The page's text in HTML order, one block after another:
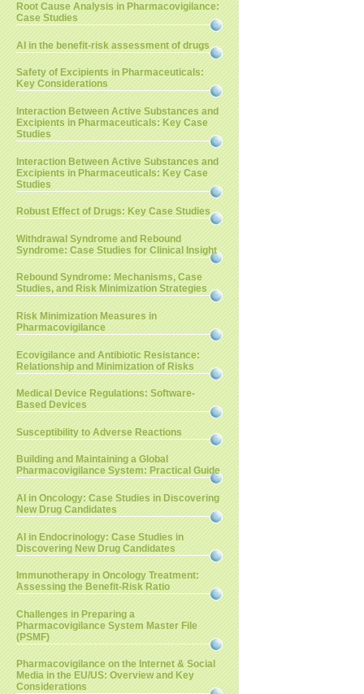
Root Cause Analysis in Pharmacovigilance:
Case Studies
AI in the benefit-risk assessment of drugs
Safety of Excipients in Pharmaceuticals:
Key Considerations
Interaction Between Active Substances and
Excipients in Pharmaceuticals: Key Case
Studies
Interaction Between Active Substances and
Excipients in Pharmaceuticals: Key Case
Studies
Robust Effect of Drugs: Key Case Studies
Withdrawal Syndrome and Rebound
Syndrome: Case Studies for Clinical Insight
Rebound Syndrome: Mechanisms, Case
Studies, and Risk Minimization Strategies
Risk Minimization Measures in
Pharmacovigilance
Ecovigilance and Antibiotic Resistance:
Relationship and Minimization of Risks
Medical Device Regulations: Software-
Based Devices
Susceptibility to Adverse Reactions
Building and Maintaining a Global
Pharmacovigilance System: Practical Guide
AI in Oncology: Case Studies in Discovering
New Drug Candidates
AI in Endocrinology: Case Studies in
Discovering New Drug Candidates
Immunotherapy in Oncology Treatment:
Assessing the Benefit-Risk Ratio
Challenges in Preparing a
Pharmacovigilance System Master File
(PSMF)
Pharmacovigilance on the Internet & Social
Media in the EU/US: Overview and Key
Considerations